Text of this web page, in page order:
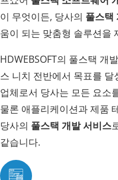
이 무엇이든, 당사의 풀스택
움이 되는 맞춤형 솔루션을
HDWEBSOFT의 풀스택 개
스 니치 전반에서 목표를
업체로서 당사는 모든 요소
물론 애플리케이션과 제품
당사의 풀스택 개발 서비스
같습니다.